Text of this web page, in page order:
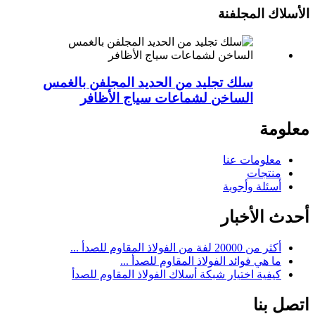
الأسلاك المجلفنة
سلك تجليد من الحديد المجلفن بالغمس
الساخن لشماعات سياج الأظافر
معلومة
معلومات عنا
منتجات
أسئلة وأجوبة
أحدث الأخبار
أكثر من 20000 لفة من الفولاذ المقاوم للصدأ ...
ما هي فوائد الفولاذ المقاوم للصدأ ...
كيفية اختيار شبكة أسلاك الفولاذ المقاوم للصدأ
اتصل بنا